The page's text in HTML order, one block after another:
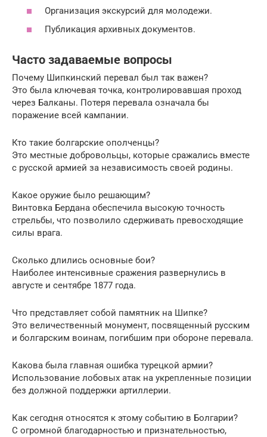
Организация экскурсий для молодежи.
Публикация архивных документов.
Часто задаваемые вопросы
Почему Шипкинский перевал был так важен?
Это была ключевая точка, контролировавшая проход
через Балканы. Потеря перевала означала бы
поражение всей кампании.
Кто такие болгарские ополченцы?
Это местные добровольцы, которые сражались вместе
с русской армией за независимость своей родины.
Какое оружие было решающим?
Винтовка Бердана обеспечила высокую точность
стрельбы, что позволило сдерживать превосходящие
силы врага.
Сколько длились основные бои?
Наиболее интенсивные сражения развернулись в
августе и сентябре 1877 года.
Что представляет собой памятник на Шипке?
Это величественный монумент, посвященный русским
и болгарским воинам, погибшим при обороне перевала.
Какова была главная ошибка турецкой армии?
Использование лобовых атак на укрепленные позиции
без должной поддержки артиллерии.
Как сегодня относятся к этому событию в Болгарии?
С огромной благодарностью и признательностью,